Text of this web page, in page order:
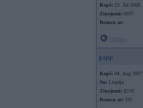
Kopš: 23. Jul 2006
Ziņojumi: 6937
Braucu ar:
gapp
Kopš: 04. Aug 2007
No: Liepāja
Ziņojumi: 8310
Braucu ar: SD